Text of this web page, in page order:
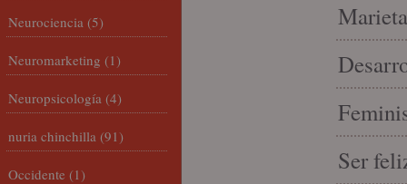
Ser
Neurociencia (5)
Neuromarketing (1)
Neuropsicología (4)
nuria chinchilla (91)
Occidente (1)